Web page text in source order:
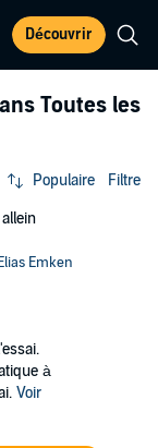
Découvrir
Toutes les
Populaire Filtre
Elias Emken
à
Voir